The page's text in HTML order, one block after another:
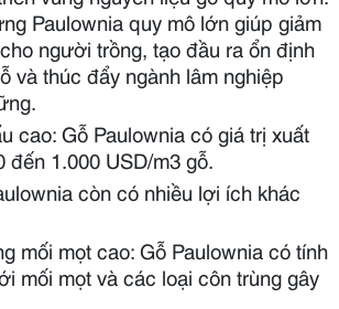
Paulownia quy mô lớn giúp giảm
người trồng, tạo đầu ra ổn định
và thúc đẩy ngành lâm nghiệp
cao: Gỗ Paulownia có giá trị xuất
đến 1.000 USD/m3 gỗ.
còn có nhiều lợi ích khác
mối mọt cao: Gỗ Paulownia có tính
mối mọt và các loại côn trùng gây